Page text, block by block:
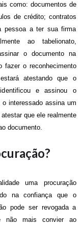
como: documentos de
de crédito; contratos
pessoa a ter sua firma
ao tabelionato,
o documento na
fazer o reconhecimento
atestando que o
e assinou o
interessado assina um
que ele realmente
documento.
uma procuração
na confiança que o
pode ser revogada a
não mais convier ao